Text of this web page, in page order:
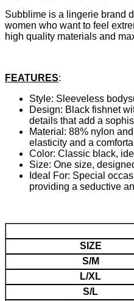
Subblime is a lingerie brand
women who want to feel
high quality materials and
FEATURES:
Style: Sleeveless
Design: Black fishnet
details that add a
Material: 88% nylon
elasticity and a
Color: Classic black,
Size: One size,
Ideal For: Special
providing a seductive
SIZE
S/M
L/XL
S/L